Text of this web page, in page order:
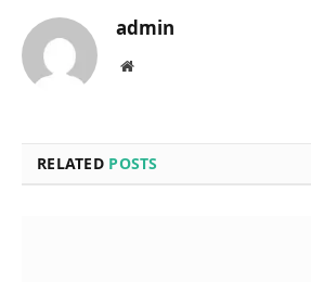
admin
Website
RELATED POSTS